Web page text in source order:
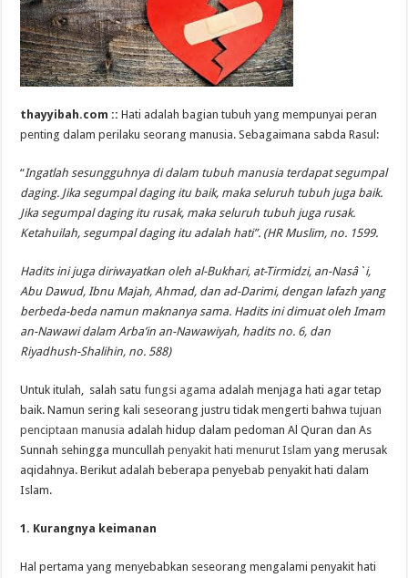
thayyibah.com ::Hati adalah bagian tubuh yang mempunyai peran
penting dalam perilaku seorang manusia. Sebagaimana sabda Rasul:
“Ingatlah sesungguhnya di dalam tubuh manusia terdapat segumpal
daging. Jika segumpal daging itu baik, maka seluruh tubuh juga baik.
Jika segumpal daging itu rusak, maka seluruh tubuh juga rusak.
Ketahuilah, segumpal daging itu adalah hati”. (HR Muslim, no. 1599.
Hadits ini juga diriwayatkan oleh al-Bukhari, at-Tirmidzi, an-Nasâ`i,
Abu Dawud, Ibnu Majah, Ahmad, dan ad-Darimi, dengan lafazh yang
berbeda-beda namun maknanya sama. Hadits ini dimuat oleh Imam
an-Nawawi dalam Arba’in an-Nawawiyah, hadits no. 6, dan
Riyadhush-Shalihin, no. 588)
Untuk itulah, salah satufungsi agama adalah menjaga hati agar tetap
baik. Namun sering kali seseorang justru tidak mengerti bahwatujuan
penciptaan manusia adalah hidup dalam pedoman Al Quran dan As
Sunnah sehingga muncullahpenyakit hati menurut Islam yang merusak
aqidahnya. Berikut adalah beberapa penyebab penyakit hati dalam
Islam.
1. Kurangnya keimanan
Hal pertama yang menyebabkan seseorang mengalami penyakit hati